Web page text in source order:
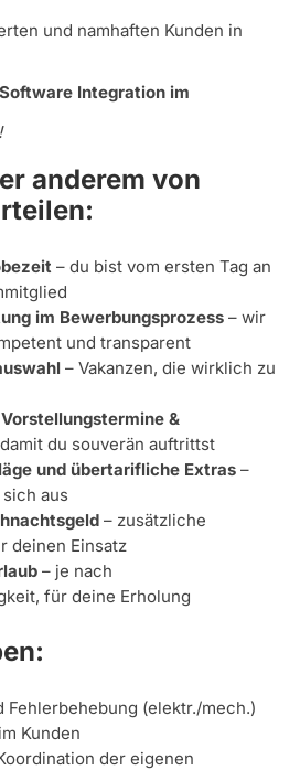
und namhaften Kunden in
Integration im
anderem von
– du bist vom ersten Tag an
im Bewerbungsprozess – wir
und transparent
– Vakanzen, die wirklich zu
&
du souverän auftrittst
und übertarifliche Extras –
aus
– zusätzliche
deinen Einsatz
– je nach
für deine Erholung
Fehlerbehebung (elektr./mech.)
Kunden
der eigenen